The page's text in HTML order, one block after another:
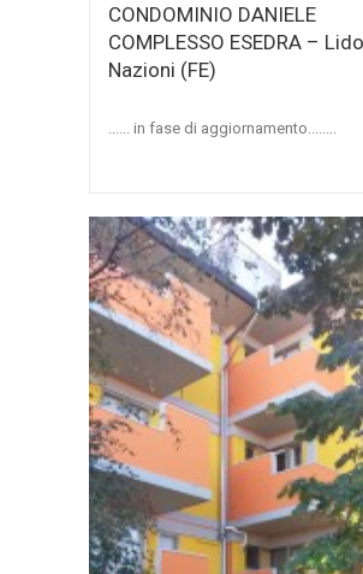
CONDOMINIO DANIELE
COMPLESSO ESEDRA –
Nazioni (FE)
...... in fase di aggiornamento........